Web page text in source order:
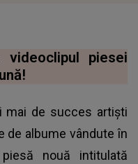
piesei
mai de succes artiști
de albume vândute în
nouă intitulată